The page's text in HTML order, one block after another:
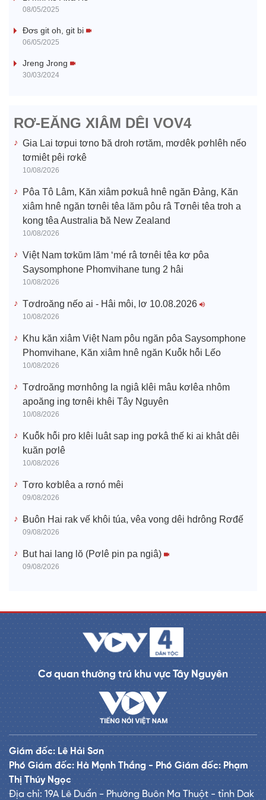
e
o
08/05/2025
Đơs git oh, git bi
06/05/2025
Jreng Jrong
30/03/2024
RƠ-EĂNG XIÂM DÊI VOV4
Gia Lai tơpui tơno ƀă droh rơtăm, mơdêk pơhlêh nếo
tơmiêt pêi rơkê
10/08/2026
Pôa Tô Lâm, Kăn xiâm pơkuâ hnê ngăn Đảng, Kăn
xiâm hnê ngăn tơnêi têa lăm pôu râ Tơnêi têa troh a
kong têa Australia ƀă New Zealand
10/08/2026
Việt Nam tơkŭm lăm ‘mé râ tơnêi têa kơ pôa
Saysomphone Phomvihane tung 2 hâi
10/08/2026
Tơdroăng nếo ai - Hâi môi, lơ 10.08.2026
10/08/2026
Khu kăn xiâm Việt Nam pôu ngăn pôa Saysomphone
Phomvihane, Kăn xiâm hnê ngăn Kuô̆k hô̆i Lếo
10/08/2026
Tơdroăng mơnhông la ngiâ klêi mâu kơlêa nhôm
apoăng ing tơnêi khêi Tây Nguyên
10/08/2026
Kuô̆k hô̆i pro klêi luât sap ing pơkâ thế ki ai khât dêi
kuăn pơlê
10/08/2026
Tơro kơblêa a rơnó mêi
09/08/2026
Ƀuôn Hai rak vế khôi túa, vêa vong dêi hdrông Rơđế
09/08/2026
But hai lang lŏ (Pơlê pin pa ngiâ)
09/08/2026
Cơ quan thường trú khu vực Tây Nguyên
Giám đốc: Lê Hải Sơn
Phó Giám đốc: Hà Mạnh Thắng - Phó Giám đốc: Phạm
Thị Thúy Ngọc
Địa chỉ: 19A Lê Duẩn - Phường Buôn Ma Thuột - tỉnh Dak